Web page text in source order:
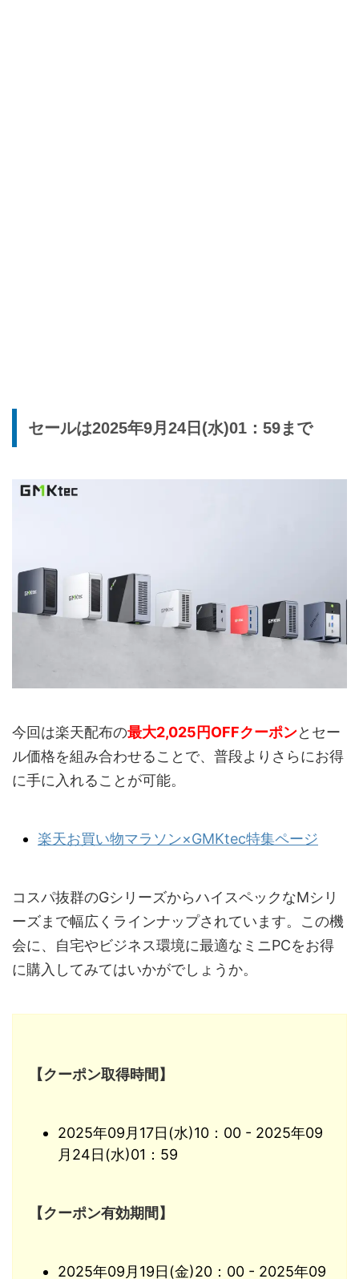
セールは2025年9月24日(水)01：59まで
今回は楽天配布の最大2,025円OFFクーポンとセー
ル価格を組み合わせることで、普段よりさらにお得
に手に入れることが可能。
楽天お買い物マラソン×GMKtec特集ページ
コスパ抜群のGシリーズからハイスペックなMシリ
ーズまで幅広くラインナップされています。この機
会に、自宅やビジネス環境に最適なミニPCをお得
に購入してみてはいかがでしょうか。
【クーポン取得時間】
2025年09月17日(水)10：00 - 2025年09
月24日(水)01：59
【クーポン有効期間】
2025年09月19日(金)20：00 - 2025年09